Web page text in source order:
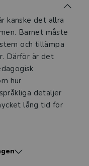
kanske det allra
Barnet måste
och tillämpa
Därför är det
hur
detaljer
lång tid för
på ett